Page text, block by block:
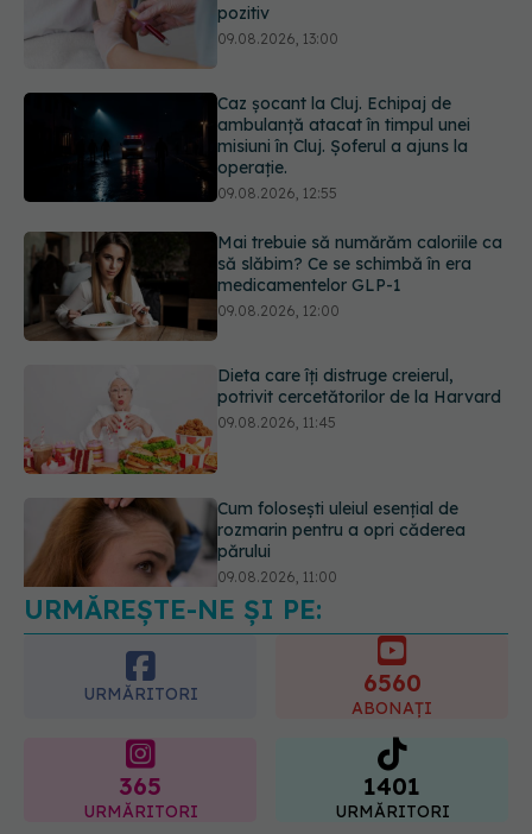
misiuni în Cluj. Șoferul a ajuns la
operație.
Mai trebuie să numărăm caloriile ca
să slăbim? Ce se schimbă în era
medicamentelor GLP-1
09.08.2026, 12:00
Dieta care îți distruge creierul,
potrivit cercetătorilor de la Harvard
09.08.2026, 11:45
Cum folosești uleiul esențial de
rozmarin pentru a opri căderea
părului
Ce este testul TORCH și cine trebuie
să-l facă. Ce înseamnă un rezultat
pozitiv
09.08.2026, 13:00
URMĂREȘTE-NE ȘI PE:
URMĂRITORI 6560
ABONAȚI
365
URMĂRITORI
1401
URMĂRITORI